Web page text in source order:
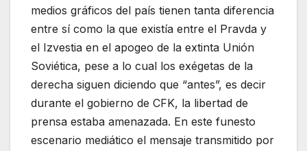
medios gráficos del país tienen tanta diferencia
entre sí como la que existía entre el Pravda y
el Izvestia en el apogeo de la extinta Unión
Soviética, pese a lo cual los exégetas de la
derecha siguen diciendo que “antes”, es decir
durante el gobierno de CFK, la libertad de
prensa estaba amenazada. En este funesto
escenario mediático el mensaje transmitido por